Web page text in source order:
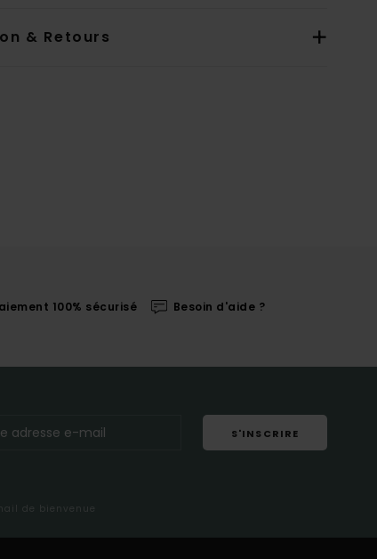
& Retours
100% sécurisé Besoin d'aide ?
S'INSCRIRE
de bienvenue